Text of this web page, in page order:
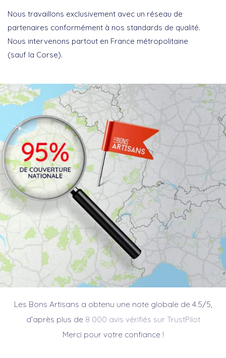
Nous travaillons exclusivement avec un réseau de
partenaires conformément à nos standards de qualité.
Nous intervenons partout en France métropolitaine
(sauf la Corse).
Les Bons Artisans a obtenu une note globale de 4.5/5,
d’après plus de 8 000 avis vérifiés sur TrustPilot
Merci pour votre confiance !